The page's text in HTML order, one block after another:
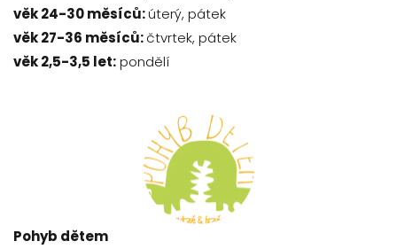
věk 24-30 měsíců:úterý, pátek
věk 27-36 měsíců:čtvrtek, pátek
věk 2,5-3,5 let:pondělí
Pohyb dětem